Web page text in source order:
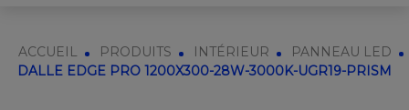
ACCUEIL PRODUITS INTÉRIEUR
PANNEAU LED
DALLE EDGE PRO 1200X300-28W-3000K-UGR19-PRISM